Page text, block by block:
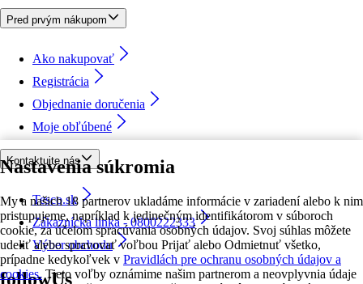
Nastavenia súkromia
My a našich 18 partnerov ukladáme informácie v zariadení alebo k nim
pristupujeme, napríklad k jedinečným identifikátorom v súboroch
cookie, za účelom spracúvania osobných údajov. Svoj súhlas môžete
udeliť alebo spravovať voľbou Prijať alebo Odmietnuť všetko,
prípadne kedykoľvek v Pravidlách pre ochranu osobných údajov a
cookies. Tieto voľby oznámime našim partnerom a neovplyvnia údaje
Pred prvým nákupom
Ako nakupovať
Registrácia
Objednanie doručenia
Moje obľúbené
Kontaktujte nás
Tesco.sk
Zákaznícka linka - 0800222333
Výber obchodu
followUs